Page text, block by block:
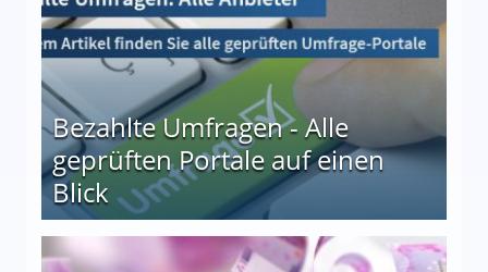
Bezahlte Umfragen - Alle
geprüften Portale auf einen
Blick
auf einen Blick